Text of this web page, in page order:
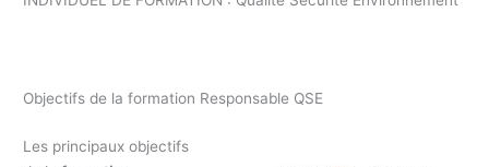
Objectifs de la formation Responsable QSE
Les principaux objectifs